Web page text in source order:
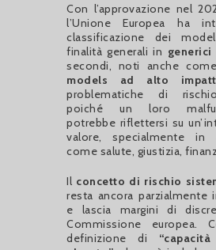
Con l’approvazione nel
l’Unione Europea ha
classificazione dei
finalità generali in generici
secondi, noti anche come
models ad alto
problematiche di
poiché un loro
potrebbe riflettersi su
valore, specialmente in
come salute, giustizia,
Il concetto di rischio
resta ancora parzialmente
e lascia margini di
Commissione europea.
definizione di